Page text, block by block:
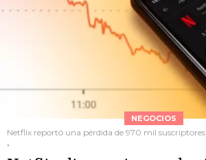
NEGOCIOS
Netflix reportó una pérdida de 970 mil suscriptores
.